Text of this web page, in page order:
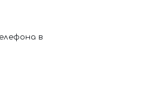
в